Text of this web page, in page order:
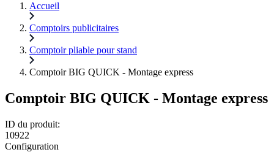
Accueil
Comptoirs publicitaires
Comptoir pliable pour stand​
Comptoir BIG QUICK - Montage express
Comptoir BIG QUICK - Montage express
ID du produit:
10922
Configuration